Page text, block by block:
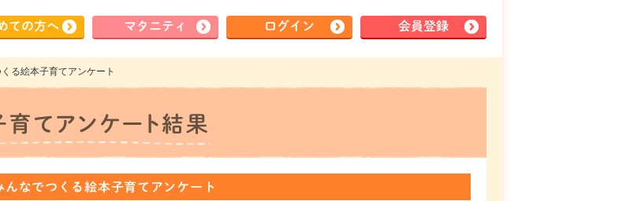
ての方へ マタ ニティ ログイン 会員登録
る絵本子育てアンケート
んなでつくる絵本子育てアンケート